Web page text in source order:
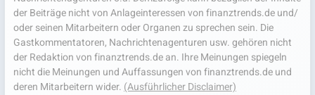
der Beiträge nicht von Anlageinteressen von finanztrends.de und/
oder seinen Mitarbeitern oder Organen zu sprechen sein. Die
Gastkommentatoren, Nachrichtenagenturen usw. gehören nicht
der Redaktion von finanztrends.de an. Ihre Meinungen spiegeln
nicht die Meinungen und Auffassungen von finanztrends.de und
deren Mitarbeitern wider. (Ausführlicher Disclaimer)